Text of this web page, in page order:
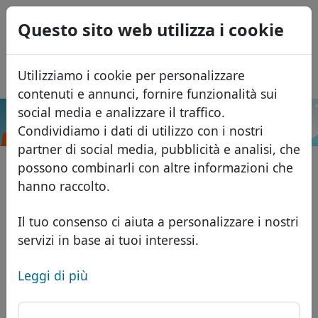
Questo sito web utilizza i cookie
Utilizziamo i cookie per personalizzare
contenuti e annunci, fornire funzionalità sui
social media e analizzare il traffico.
Condividiamo i dati di utilizzo con i nostri
partner di social media, pubblicità e analisi, che
possono combinarli con altre informazioni che
hanno raccolto.
Il tuo consenso ci aiuta a personalizzare i nostri
servizi in base ai tuoi interessi.
Leggi di più
Domini
Database dei domini
Domini africani
Domini asiatici
Domini europei
Domini del Medio Oriente
Domini nordamericani
Listino prezzi
Sconti
Trasferisci
Cerca
Servizi
ID Protect
Hosting DNS
WHOIS
USD
EUR
GBP
Español
Français
Português
Română
Eesti
.capital